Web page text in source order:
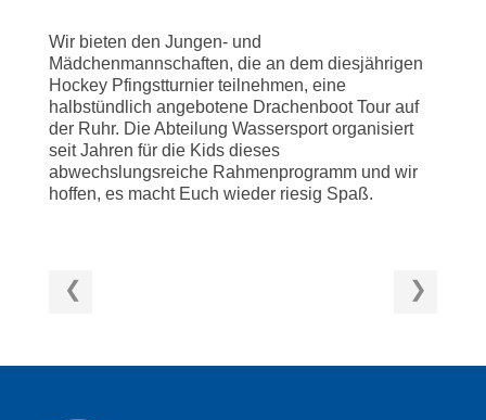
Wir bieten den Jungen- und
Mädchenmannschaften, die an dem diesjährigen
Hockey Pfingstturnier teilnehmen, eine
halbstündlich angebotene Drachenboot Tour auf
der Ruhr. Die Abteilung Wassersport organisiert
seit Jahren für die Kids dieses
abwechslungsreiche Rahmenprogramm und wir
hoffen, es macht Euch wieder riesig Spaß.